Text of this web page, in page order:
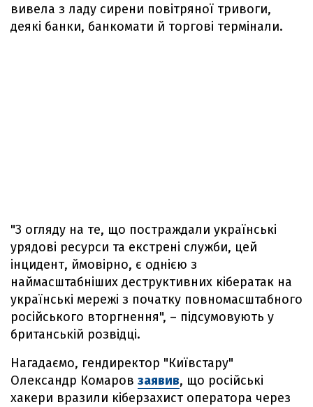
вивела з ладу сирени повітряної тривоги,
деякі банки, банкомати й торгові термінали.
"З огляду на те, що постраждали українські
урядові ресурси та екстрені служби, цей
інцидент, ймовірно, є однією з
наймасштабніших деструктивних кібератак на
українські мережі з початку повномасштабного
російського вторгнення", – підсумовують у
британській розвідці.
Нагадаємо, гендиректор "Київстару"
Олександр Комаров заявив, що російські
хакери вразили кіберзахист оператора через